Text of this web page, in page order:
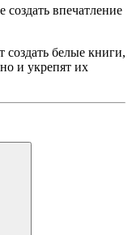
впечатление
белые книги,
и укрепят их